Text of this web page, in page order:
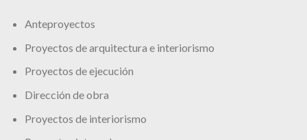
Anteproyectos
Proyectos de arquitectura e interiorismo
Proyectos de ejecución
Dirección de obra
Proyectos de interiorismo